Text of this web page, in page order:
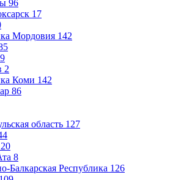
96
17
Мордовия 142
9
2
Коми 142
86
область 127
20
8
Балкарская Республика 126